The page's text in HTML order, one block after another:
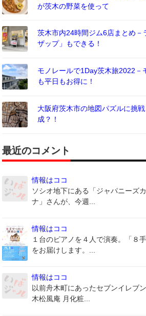
が茨木の野菜を使って
茨木市内24時間ジム6店まとめ－
ザップ」もできる！
モノレールで1Day茨木旅2022－
も平日もお得に！
大阪府茨木市の地図パズルに挑
成？！
最近のコメント
情報はココ
ソシオ地下にある「ジャパニーズ
ナ」さんが、今週...
情報はココ
１台のピアノを４人で演奏。「８
をお届けします。...
情報はココ
以前舟木町にあったセブンイレブ
木松風庵 月化粧...